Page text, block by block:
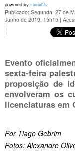
powered by social2s
Publicado: Segunda, 27 de
Junho de 2019, 15h15 |
Evento
sexta-feira
proposição de
envolveram os
licenciaturas em
Por Tiago Gebrim
Fotos: Alexandre